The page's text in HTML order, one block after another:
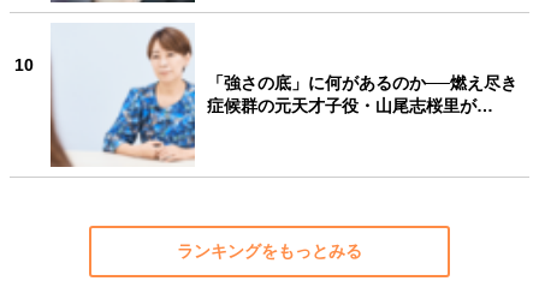
10
「強さの底」に何があるのか──燃え尽き
症候群の元天才子役・山尾志桜里が…
ランキングをもっとみる